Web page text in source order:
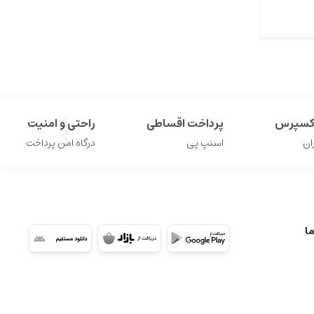
پرداخت اقساطی
اسنپ پی
راحتی و امنیت
درگاه امن پرداخت